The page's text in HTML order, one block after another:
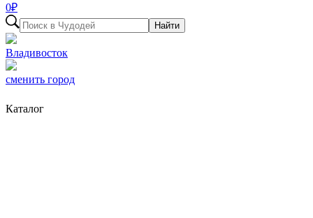
0₽
Найти
Владивосток
сменить город
Каталог